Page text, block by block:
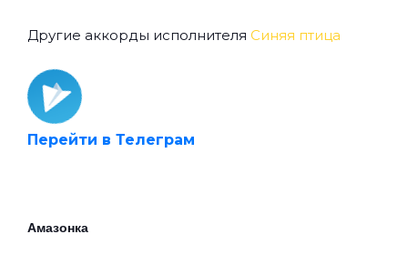
Другие аккорды исполнителя Синяя птица
Перейти в Телеграм
Амазонка